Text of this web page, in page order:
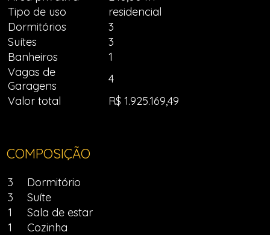
Tipo de uso
residencial
Dormitórios
3
Suítes
3
Banheiros
1
Vagas de
Garagens
4
Valor total
R$ 1.925.169,49
COMPOSIÇÃO
3
Dormitório
3
Suíte
1
Sala de estar
1
Cozinha